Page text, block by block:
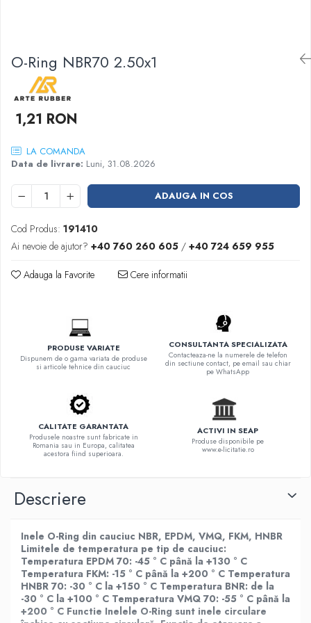
Pentru etansari cu gauri de trecere a
prezoanelor (full face) conform DIN
86071
Pentru flanse plate cu umar (RF) conform
DIN 2690
O-Ring NBR70 2.50x1
1,21 RON
LA COMANDA
Data de livrare: Luni, 31.08.2026
ADAUGA IN COS
Cod Produs: 191410
Ai nevoie de ajutor? +40 760 260 605 / +40 724 659 955
Adauga la Favorite Cere informatii
PRODUSE VARIATE
Dispunem de o gama variata de produse
si articole tehnice din cauciuc
CONSULTANTA SPECIALIZATA
Contacteaza-ne la numerele de telefon
din sectiune contact, pe email sau chiar
pe WhatsApp
CALITATE GARANTATA
Produsele noastre sunt fabricate in
Romania sau in Europa, calitatea
acestora fiind superioara.
ACTIVI IN SEAP
Produse disponibile pe
www.e-licitatie.ro
Descriere
Inele O-Ring din cauciuc NBR, EPDM, VMQ, FKM, HNBR
Limitele de temperatura pe tip de cauciuc:
Temperatura EPDM 70: -45 ° C până la +130 ° C
Temperatura FKM: -15 ° C până la +200 ° C Temperatura
HNBR 70: -30 ° C la +150 ° C Temperatura BNR: de la
-30 ° C la +100 ° C Temperatura VMQ 70: -55 ° C până la
+200 ° C Functie Inelele O-Ring sunt inele circulare